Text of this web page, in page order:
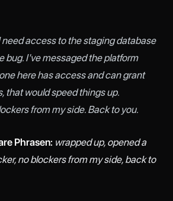
access to the staging database
bug. I've messaged the platform
here has access and can grant
that would speed things up.
from my side. Back to you.
Phrasen: wrapped up, opened a
no blockers from my side, back to